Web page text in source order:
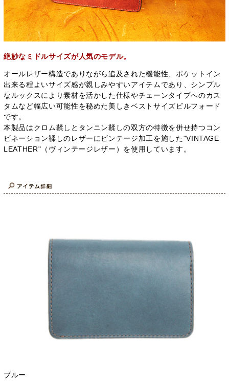
絶妙なミドルサイズが人気のモデル。
オールレザー構造でありながら追及された機能性、ポケットイン
出来る程よいサイズ感が親しみやすいアイテムであり、シンプル
なルックスにより素材を活かした仕様やチェーンタイプへのカス
タムなど幅広い可能性を秘めた美しきベストサイズビルフォード
です。
本製品はクロム鞣しとタンニン鞣しの双方の特徴を併せ持つコン
ビネーション鞣しのレザーにビンテージ加工を施した"VINTAGE
LEATHER"（ヴィンテージレザー）を使用しています。
ブルー